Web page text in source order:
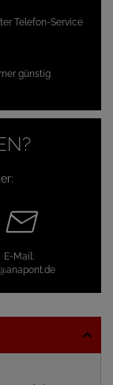
Telefon-Service
günstig
E-Mail: